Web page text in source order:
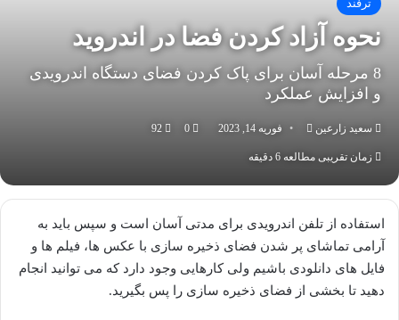
ترفند
نحوه آزاد کردن فضا در اندروید
8 مرحله آسان برای پاک کردن فضای دستگاه اندرویدی
و افزایش عملکرد
سعید زارعین
ارسال
به
فوریه 14, 2023 0
92
زمان تقریبی مطالعه 6 دقیقه
استفاده از تلفن اندرویدی برای مدتی آسان است و سپس باید به
آرامی تماشای پر شدن فضای ذخیره سازی با عکس ها، فیلم ها و
فایل های دانلودی باشیم ولی کارهایی وجود دارد که می توانید انجام
دهید تا بخشی از فضای ذخیره سازی را پس بگیرید.